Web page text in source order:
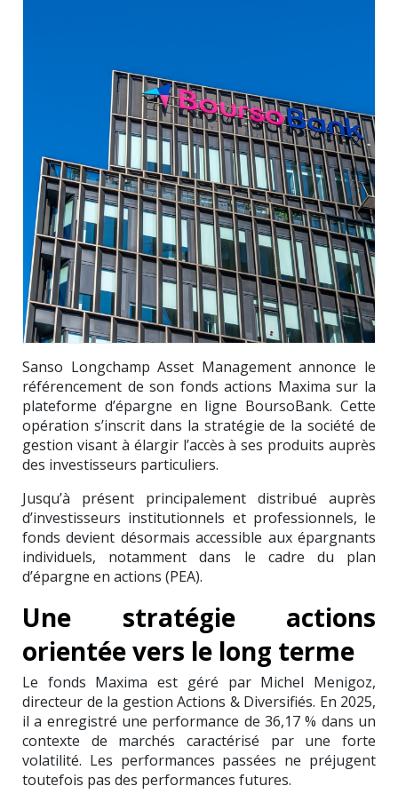
Sanso Longchamp Asset Management annonce le
référencement de son fonds actions Maxima sur la
plateforme d’épargne en ligne BoursoBank. Cette
opération s’inscrit dans la stratégie de la société de
gestion visant à élargir l’accès à ses produits auprès
des investisseurs particuliers.
Jusqu’à présent principalement distribué auprès
d’investisseurs institutionnels et professionnels, le
fonds devient désormais accessible aux épargnants
individuels, notamment dans le cadre du plan
d’épargne en actions (PEA).
Une stratégie actions
orientée vers le long terme
Le fonds Maxima est géré par Michel Menigoz,
directeur de la gestion Actions & Diversifiés. En 2025,
il a enregistré une performance de 36,17 % dans un
contexte de marchés caractérisé par une forte
volatilité. Les performances passées ne préjugent
toutefois pas des performances futures.